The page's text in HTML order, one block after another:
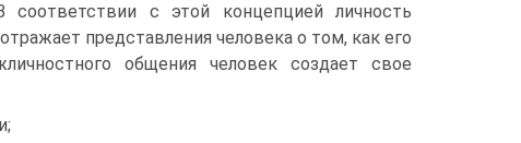
соответствии с этой концепцией личность
представления человека о том, как его
общения человек создает свое